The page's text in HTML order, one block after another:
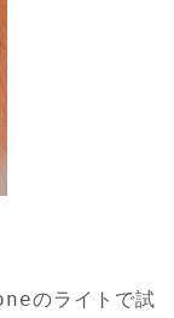
のライトで試